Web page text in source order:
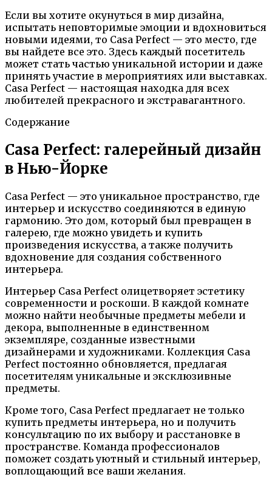
Если вы хотите окунуться в мир дизайна,
испытать неповторимые эмоции и вдохновиться
новыми идеями, то Casa Perfect — это место, где
вы найдете все это. Здесь каждый посетитель
может стать частью уникальной истории и даже
принять участие в мероприятиях или выставках.
Casa Perfect — настоящая находка для всех
любителей прекрасного и экстравагантного.
Содержание
Casa Perfect: галерейный дизайн
в Нью-Йорке
Casa Perfect — это уникальное пространство, где
интерьер и искусство соединяются в единую
гармонию. Это дом, который был превращен в
галерею, где можно увидеть и купить
произведения искусства, а также получить
вдохновение для создания собственного
интерьера.
Интерьер Casa Perfect олицетворяет эстетику
современности и роскоши. В каждой комнате
можно найти необычные предметы мебели и
декора, выполненные в единственном
экземпляре, созданные известными
дизайнерами и художниками. Коллекция Casa
Perfect постоянно обновляется, предлагая
посетителям уникальные и эксклюзивные
предметы.
Кроме того, Casa Perfect предлагает не только
купить предметы интерьера, но и получить
консультацию по их выбору и расстановке в
пространстве. Команда профессионалов
поможет создать уютный и стильный интерьер,
воплощающий все ваши желания.